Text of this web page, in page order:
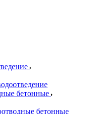
бетонные
бетонные